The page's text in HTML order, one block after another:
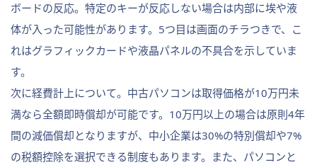
ボードの反応。特定のキーが反応しない場合は内部に埃や液
体が入った可能性があります。5つ目は画面のチラつきで、こ
れはグラフィックカードや液晶パネルの不具合を示していま
す。
次に経費計上について。中古パソコンは取得価格が10万円未
満なら全額即時償却が可能です。10万円以上の場合は原則4年
間の減価償却となりますが、中小企業は30%の特別償却や7%
の税額控除を選択できる制度もあります。また、パソコンと